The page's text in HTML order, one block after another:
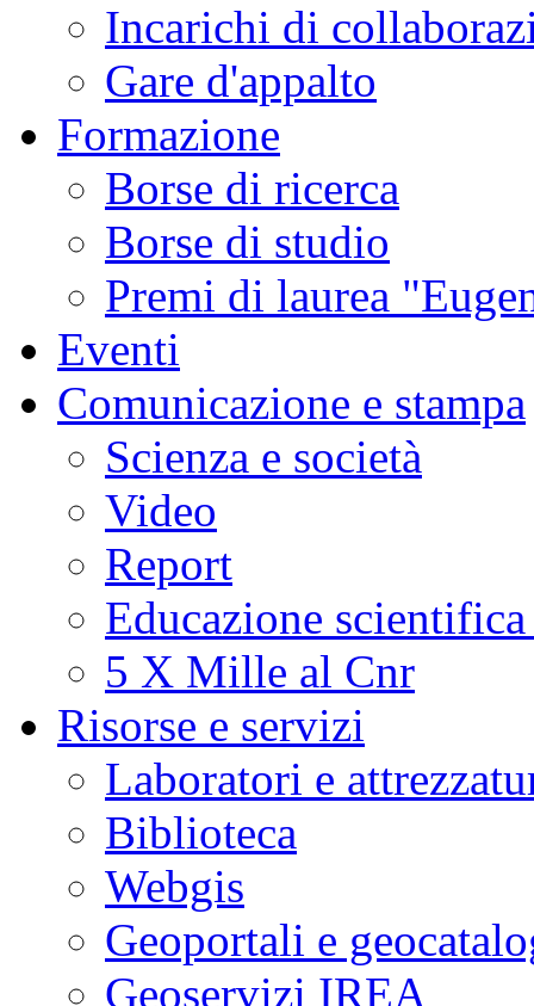
Incarichi di
Gare d'appalto
Formazione
Borse di ricerca
Borse di studio
Premi di laurea
Eventi
Comunicazione e stampa
Scienza e società
Video
Report
Educazione
5 X Mille al Cnr
Risorse e servizi
Laboratori e
Biblioteca
Webgis
Geoportali e
Geoservizi IREA